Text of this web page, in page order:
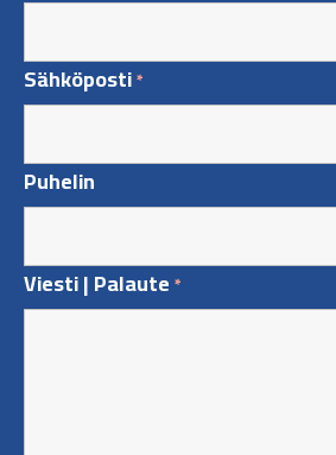
Sähköposti*
Puhelin
Viesti | Palaute*